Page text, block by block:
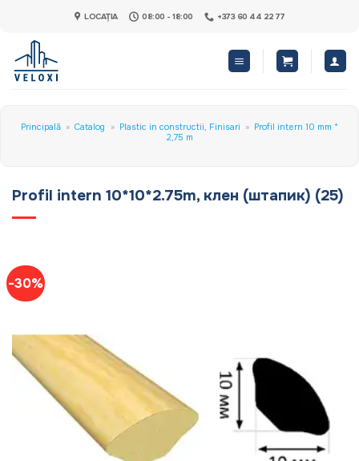
content
LOCAȚIA 08:00 - 18:00 +373 60 44 22 77
Principală » Catalog » Plastic in constructii, Finisari » Profil intern 10 mm *
2,75 m
Profil intern 10*10*2.75m, клен (штапик) (25)
-30%